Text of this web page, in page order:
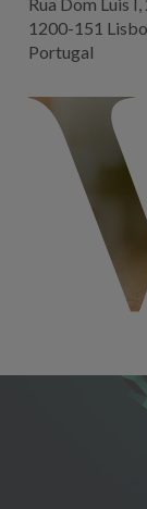
1200-151
Portugal